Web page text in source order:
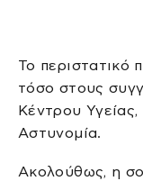
Το περιστατικό
τόσο στους
Κέντρου
Αστυνομία.
Ακολούθως, η